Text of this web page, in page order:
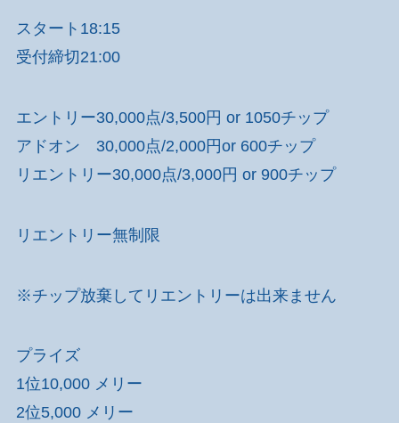
スタート18:15
受付締切21:00
エントリー30,000点/3,500円 or 1050チップ
アドオン 30,000点/2,000円or 600チップ
リエントリー30,000点/3,000円 or 900チップ
リエントリー無制限
※チップ放棄してリエントリーは出来ません
プライズ
1位10,000 メリー
2位5,000 メリー